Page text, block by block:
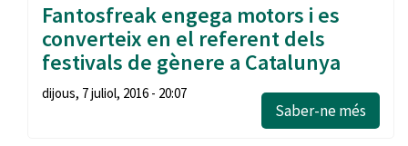
Fantosfreak engega motors i es
converteix en el referent dels
festivals de gènere a Catalunya
dijous, 7 juliol, 2016 - 20:07
Saber-ne més